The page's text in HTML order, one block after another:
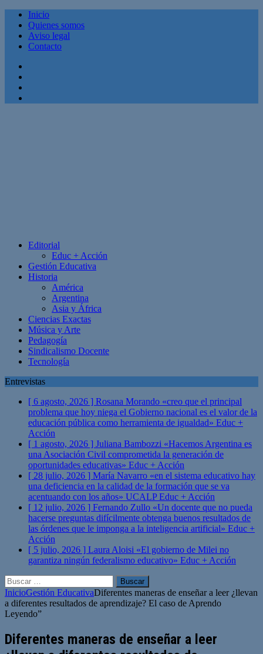
Inicio
Quienes somos
Aviso legal
Contacto
Editorial
Educ + Acción
Gestión Educativa
Historia
América
Argentina
Asia y África
Ciencias Exactas
Música y Arte
Pedagogía
Sindicalismo Docente
Tecnología
Entrevistas
[ 6 agosto, 2026 ] Rosana Morando «creo que el principal
problema que hoy niega el Gobierno nacional es el valor de la
educación pública como herramienta de igualdad» Educ +
Acción
[ 1 agosto, 2026 ] Juliana Bambozzi «Hacemos Argentina es
una Asociación Civil comprometida la generación de
oportunidades educativas» Educ + Acción
[ 28 julio, 2026 ] María Navarro «en el sistema educativo hay
una deficiencia en la calidad de la formación que se va
acentuando con los años» UCALPEduc + Acción
[ 12 julio, 2026 ] Fernando Zullo «Un docente que no pueda
hacerse preguntas difícilmente obtenga buenos resultados de
las órdenes que le imponga a la inteligencia artificial» Educ +
Acción
[ 5 julio, 2026 ] Laura Aloisi «El gobierno de Milei no
garantiza ningún federalismo educativo» Educ + Acción
Buscar:
InicioGestión EducativaDiferentes maneras de enseñar a leer ¿llevan
a diferentes resultados de aprendizaje? El caso de Aprendo
Leyendo”
Diferentes maneras de enseñar a leer